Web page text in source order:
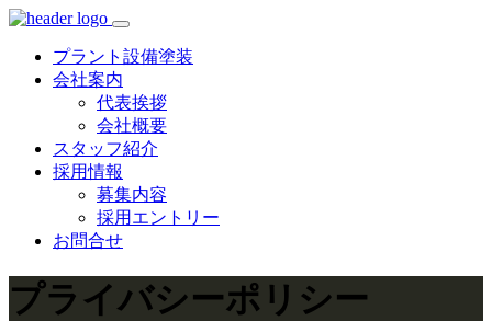
プラント設備塗装
会社案内
代表挨拶
会社概要
スタッフ紹介
採用情報
募集内容
採用エントリー
お問合せ
プライバシーポリシー